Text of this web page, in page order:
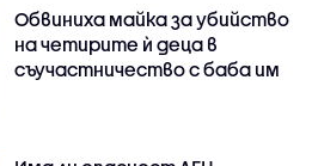
Обвиниха майка за убийство
на четирите ѝ деца в
съучастничество с баба им